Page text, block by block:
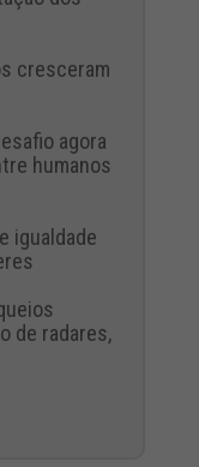
cresceram
agora
humanos
igualdade
de radares,